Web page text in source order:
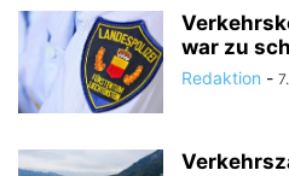
war zu
Redaktion -